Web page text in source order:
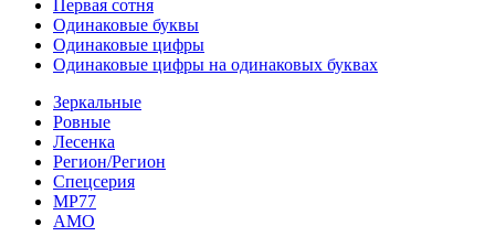
Первая сотня
Одинаковые буквы
Одинаковые цифры
Одинаковые цифры на одинаковых буквах
Зеркальные
Ровные
Лесенка
Регион/Регион
Спецсерия
МР77
АМО